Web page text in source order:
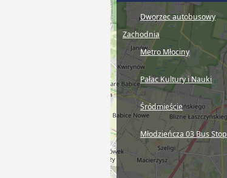
Dworzec autobusowy
Zachodnia
Metro Młociny
Pałac Kultury i Nauki
Śródmieście
Młodzieńcza 03 Bus Stop